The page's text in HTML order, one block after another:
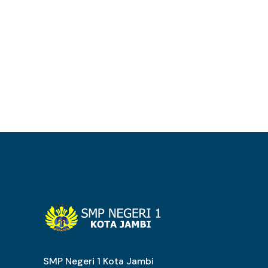
SMP Negeri 1 Kota Jambi